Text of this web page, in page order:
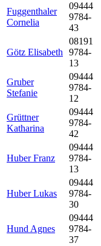
Fuggenthaler
Cornelia
09444
9784-
43
Götz Elisabeth
08191
9784-
13
Gruber
Stefanie
09444
9784-
12
Grüttner
Katharina
09444
9784-
42
Huber Franz
09444
9784-
13
Huber Lukas
09444
9784-
30
Hund Agnes
09444
9784-
37